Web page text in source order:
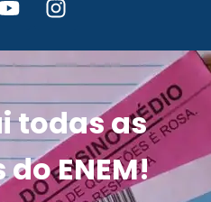
todas as
ENEM!